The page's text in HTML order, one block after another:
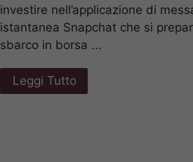
investire nell’applicazione di
istantanea Snapchat che si
sbarco in borsa ...
Leggi Tutto